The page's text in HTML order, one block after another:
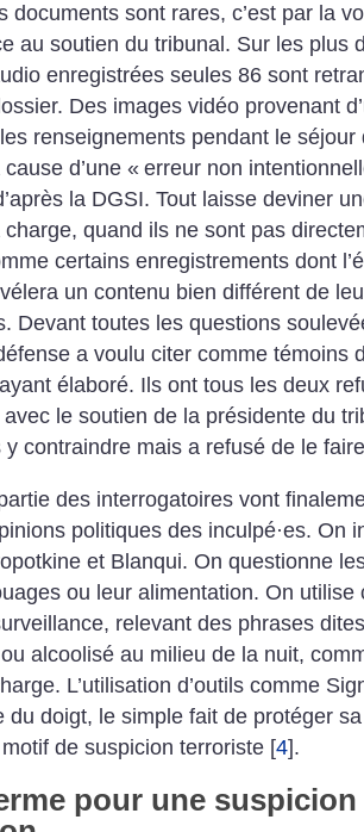
documents sont rares, c’est par la
au soutien du tribunal. Sur les plus
enregistrées seules 86 sont
Des images vidéo provenant
renseignements pendant le séjour
d’une « erreur non
la DGSI. Tout laisse deviner
charge, quand ils ne sont pas
certains enregistrements dont
un contenu bien différent de
Devant toutes les questions
a voulu citer comme témoins
élaboré. Ils ont tous les deux
le soutien de la présidente du
y contraindre mais a refusé de le
des interrogatoires vont
politiques des inculpé·es. On
et Blanqui. On questionne
ou leur alimentation. On utilise
relevant des phrases
alcoolisé au milieu de la nuit,
L’utilisation d’outils comme
du doigt, le simple fait de protéger
de suspicion terroriste [4].
pour une suspicion